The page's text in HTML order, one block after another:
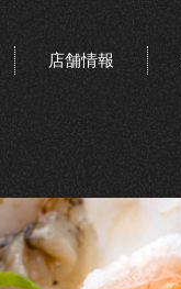
店舗情報